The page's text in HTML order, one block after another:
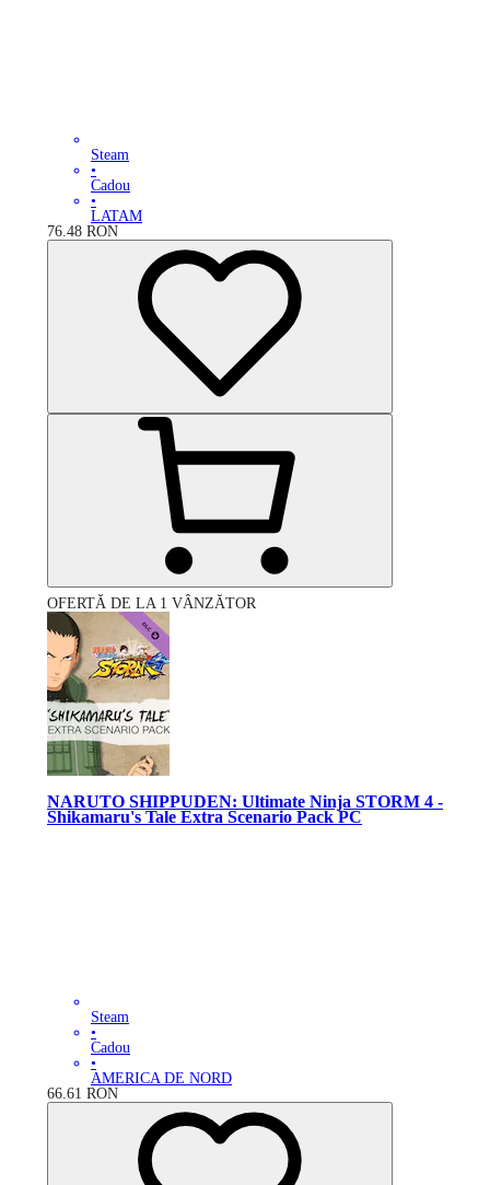
Steam
•
Cadou
•
LATAM
76.48 RON
OFERTĂ DE LA 1 VÂNZĂTOR
NARUTO SHIPPUDEN: Ultimate Ninja STORM 4 -
Shikamaru's Tale Extra Scenario Pack PC
Steam
•
Cadou
•
AMERICA DE NORD
66.61 RON